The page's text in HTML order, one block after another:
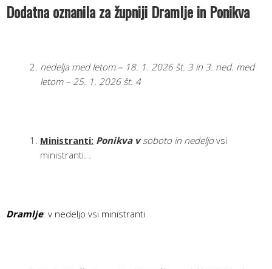
Dodatna oznanila za župniji Dramlje in Ponikva
nedelja med letom – 18. 1. 2026 št. 3 in 3. ned. med
letom – 25. 1. 2026 št. 4
Ministranti: Ponikva vsoboto in nedeljo vsi
ministranti. .
Dramlje: v nedeljo vsi ministranti